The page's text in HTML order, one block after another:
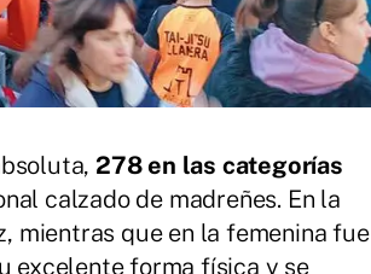
278 en las categorías
calzado de madreñes. En la
mientras que en la femenina fue
excelente forma física y se